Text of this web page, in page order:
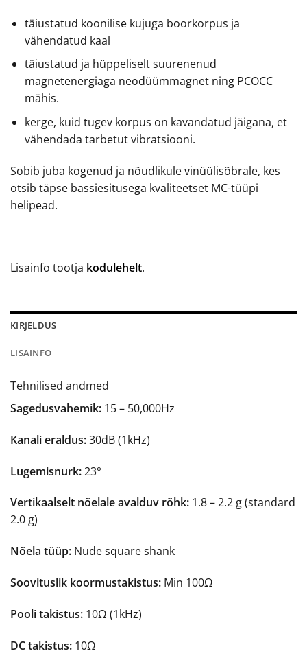
täiustatud koonilise kujuga boorkorpus ja
vähendatud kaal
täiustatud ja hüppeliselt suurenenud
magnetenergiaga neodüümmagnet ning PCOCC
mähis.
kerge, kuid tugev korpus on kavandatud jäigana, et
vähendada tarbetut vibratsiooni.
Sobib juba kogenud ja nõudlikule vinüülisõbrale, kes
otsib täpse bassiesitusega kvaliteetset MC-tüüpi
helipead.
Lisainfo tootja kodulehelt.
KIRJELDUS
LISAINFO
Tehnilised andmed
Sagedusvahemik: 15 – 50,000Hz
Kanali eraldus:30dB (1kHz)
Lugemisnurk:23°
Vertikaalselt nõelale avalduv rõhk: 1.8 – 2.2 g (standard
2.0 g)
Nõela tüüp: Nude square shank
Soovituslik koormustakistus: Min 100Ω
Pooli takistus: 10Ω (1kHz)
DC takistus: 10Ω